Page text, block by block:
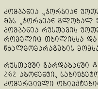
კომპანია „ჯორჯიან
შპს „ჯორჯიან გლობალ
კომპანია რუსთავის
რომელიც თბილისსა და
წყალმომარაგების
რუსთავში გარდაბანში
262 აბონენტი,
კომერციული